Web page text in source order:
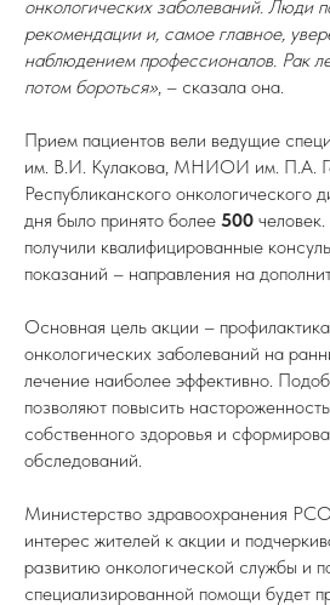
онкологических заболеваний. Люди
рекомендации и, самое главное,
наблюдением профессионалов. Рак
потом бороться», – сказала она.
Прием пациентов вели ведущие
им. В.И. Кулакова, МНИОИ им. П.А.
Республиканского онкологического
дня было принято более 500
получили квалифицированные
показаний – направления на
Основная цель акции –
онкологических заболеваний на
лечение наиболее эффективно.
позволяют повысить
собственного здоровья и
обследований.
Министерство здравоохранения
интерес жителей к акции и
развитию онкологической службы и
специализированной помощи будет